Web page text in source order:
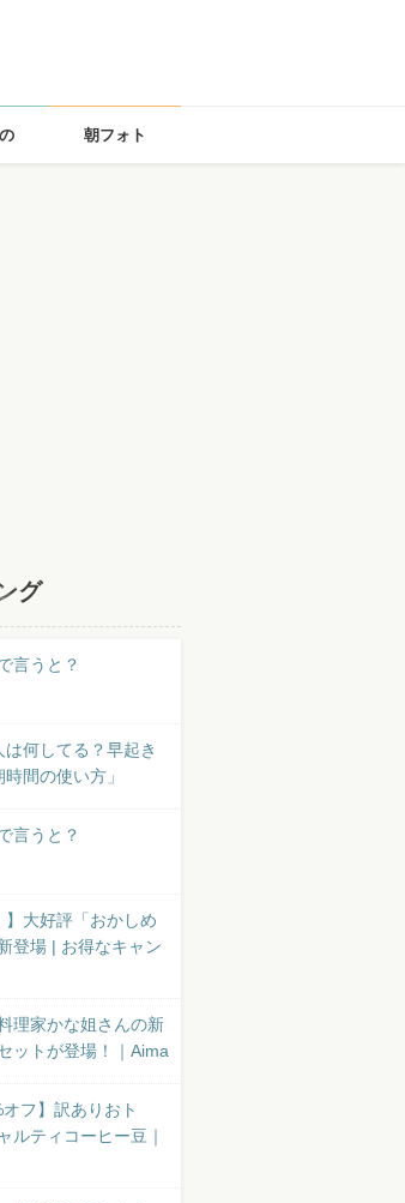
朝フォト
グ
言うと？
何してる？早起き
間の使い方」
言うと？
】大好評「おかしめ
登場 | お得なキャン
理家かな姐さんの新
ットが登場！｜Aima
オフ】訳ありおト
ルティコーヒー豆｜